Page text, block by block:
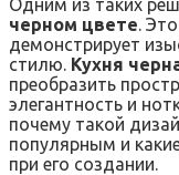
Одним из таких
черном цвете.
демонстрирует
стилю. Кухня
преобразить
элегантность и
почему такой
популярным и
при его создании.